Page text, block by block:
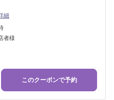
細
者様
このクーポンで予約